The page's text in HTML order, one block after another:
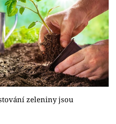
zeleniny jsou